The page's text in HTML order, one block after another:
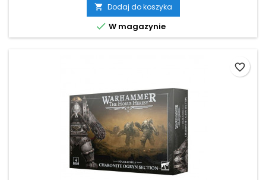
 Dodaj do koszyka
 W magazynie
favorite_border